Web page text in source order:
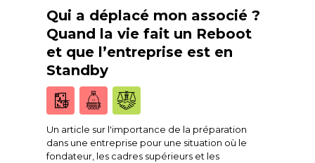
Qui a déplacé mon associé ?
Quand la vie fait un Reboot
et que l’entreprise est en
Standby
Un article sur l'importance de la préparation
dans une entreprise pour une situation où le
fondateur, les cadres supérieurs et les